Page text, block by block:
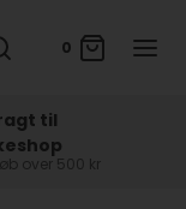
0
til
over 500 kr